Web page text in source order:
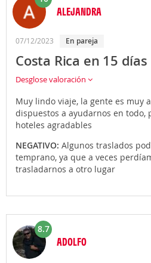
ALEJANDRA
07/12/2023 En pareja
Costa Rica en 15 días
Desglose valoración
Muy lindo viaje, la gente es muy
dispuestos a ayudarnos en todo,
hoteles agradables
NEGATIVO: Algunos traslados
temprano, ya que a veces
trasladarnos a otro lugar
8.7
ADOLFO